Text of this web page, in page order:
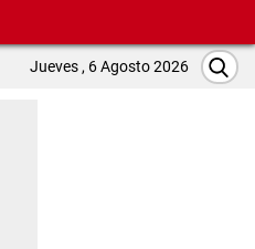
Jueves , 6 Agosto 2026